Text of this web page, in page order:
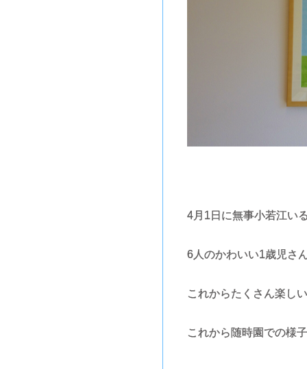
4月1日に無事小若江い
6人のかわいい1歳児さ
これからたくさん楽し
これから随時園での様